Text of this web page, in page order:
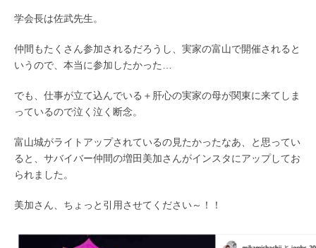
学会長は佐武先生。
仲間もたくさん参加されるだろうし、実家の富山で開催されると
いうので、本当に参加したかった…
でも、仕事が立て込んでいる＋肝心の実家の母が関東に来てしま
っているので泣く泣く断念。
富山城がライトアップされているの見たかったなあ、と思ってい
ると、サバイバー仲間の増田美加さんがインスタにアップしてお
られました。
美加さん、ちょっと引用させてください～！！